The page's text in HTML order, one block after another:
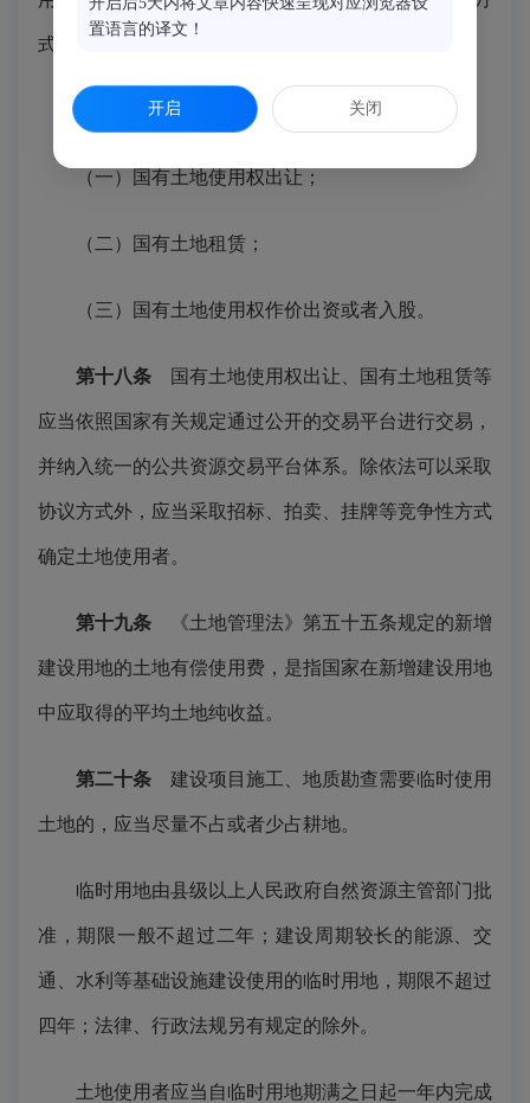
式取得的除外。
国有土地有偿使用的方式包括：
（一）国有土地使用权出让；
（二）国有土地租赁；
（三）国有土地使用权作价出资或者入股。
第十八条 国有土地使用权出让、国有土地租赁等
应当依照国家有关规定通过公开的交易平台进行交易，
并纳入统一的公共资源交易平台体系。除依法可以采取
协议方式外，应当采取招标、拍卖、挂牌等竞争性方式
确定土地使用者。
第十九条 《土地管理法》第五十五条规定的新增
建设用地的土地有偿使用费，是指国家在新增建设用地
中应取得的平均土地纯收益。
第二十条 建设项目施工、地质勘查需要临时使用
土地的，应当尽量不占或者少占耕地。
临时用地由县级以上人民政府自然资源主管部门批
准，期限一般不超过二年；建设周期较长的能源、交
通、水利等基础设施建设使用的临时用地，期限不超过
四年；法律、行政法规另有规定的除外。
土地使用者应当自临时用地期满之日起一年内完成
置语言的译文！
开启 关闭